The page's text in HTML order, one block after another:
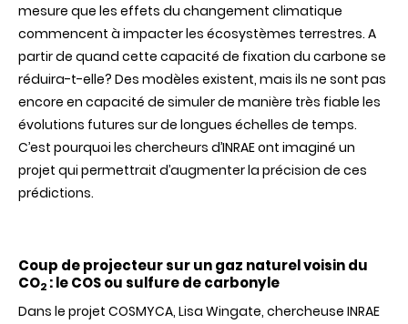
mesure que les effets du changement climatique
commencent à impacter les écosystèmes terrestres. A
partir de quand cette capacité de fixation du carbone se
réduira-t-elle? Des modèles existent, mais ils ne sont pas
encore en capacité de simuler de manière très fiable les
évolutions futures sur de longues échelles de temps.
C’est pourquoi les chercheurs d’INRAE ont imaginé un
projet qui permettrait d’augmenter la précision de ces
prédictions.
Coup de projecteur sur un gaz naturel voisin du
CO2 : le COS ou sulfure de carbonyle
Dans le projet COSMYCA, Lisa Wingate, chercheuse INRAE